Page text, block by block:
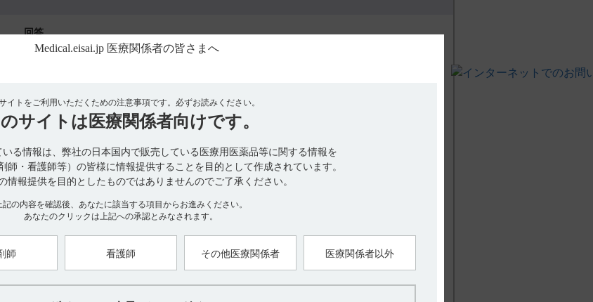
イトをご利用いただくための注意事項です。 必ずお読みください。
サイトは 医療関係者向けです。
る情報は、弊社の日本国内で販売している医療用医薬品等に関する情報を
師・看護師等）の皆様に情報提供することを目的として作成されています。
情報提供を目的としたものではありませんのでご了承ください。
記の内容を確認後、あなたに該当する項目からお進みください。
あなたのクリックは上記への承認とみなされます。
師 看護師 その他医療関係者 医療関係者以外
回答
、成人にはデニロイキン ジフチトクス（遺伝子組換え）として1日1回9μg/kgを1時間かけて5日間点滴静注
後、16日間休薬する。この21日間を1サイクルとして、最大8サイクル投与を繰り返す。なお、患者の状態
り適宜減量する。
、国内第II相臨床試験（国内205試験）においては、最大8サイクルまでと規定されており、8サイクル以上
された症例はありませんでした。（引用2）
medical.eisai.jp/products/rem/rem_v_300
用】